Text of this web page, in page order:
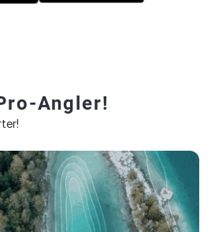
Angler!